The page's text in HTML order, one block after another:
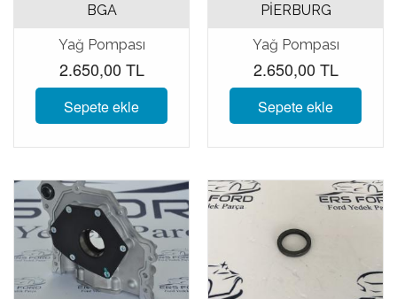
BGA
Yağ Pompası
2.650,00 TL
Sepete ekle
PİERBURG
Yağ Pompası
2.650,00 TL
Sepete ekle